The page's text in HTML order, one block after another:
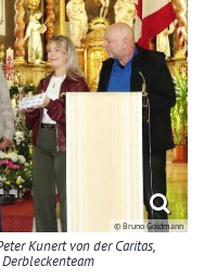
© Bruno Goldmann
Kunert von der Caritas,